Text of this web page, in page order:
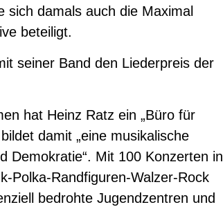
sich damals auch die Maximal
beteiligt.
seiner Band den Liederpreis der
hat Heinz Ratz ein „Büro für
damit „eine musikalische
Demokratie“. Mit 100 Konzerten in
Polka-Randfiguren-Walzer-Rock
bedrohte Jugendzentren und